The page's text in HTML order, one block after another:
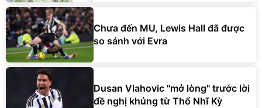
Chưa đến MU, Lewis Hall đã được
so sánh với Evra
Dusan Vlahovic "mở lòng" trước lời
đề nghị khủng từ Thổ Nhĩ Kỳ